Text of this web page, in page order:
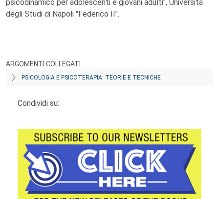
psicodinamico per adolescenti e giovani adulti", Università
degli Studi di Napoli "Federico II".
ARGOMENTI COLLEGATI
PSICOLOGIA E PSICOTERAPIA: TEORIE E TECNICHE
Condividi su: